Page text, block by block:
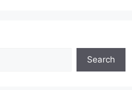
Search